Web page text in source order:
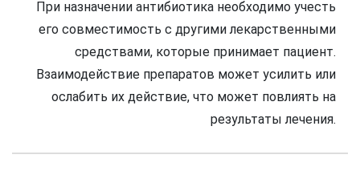
При назначении антибиотика необходимо учесть
его совместимость с другими лекарственными
средствами, которые принимает пациент.
Взаимодействие препаратов может усилить или
ослабить их действие, что может повлиять на
результаты лечения.